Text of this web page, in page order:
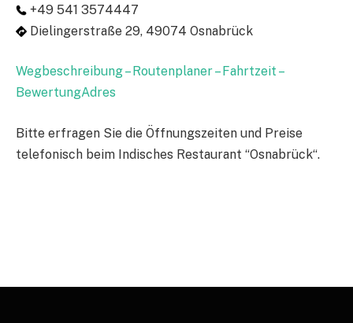
+49 541 3574447
Dielingerstraße 29, 49074 Osnabrück
Wegbeschreibung – Routenplaner – Fahrtzeit –
BewertungAdres
Bitte erfragen Sie die Öffnungszeiten und Preise
telefonisch beim Indisches Restaurant “Osnabrück“.